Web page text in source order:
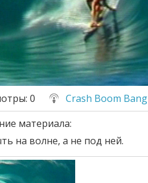
: 0
Crash Boom Bang
материала:
на волне, а не под ней.